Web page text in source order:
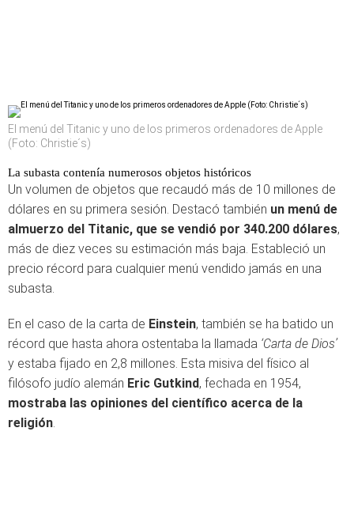
El menú del Titanic y uno de los primeros ordenadores de Apple
(Foto: Christie´s)
La subasta contenía numerosos objetos históricos
Un volumen de objetos que recaudó más de 10 millones de
dólares en su primera sesión. Destacó también un menú de
almuerzo del Titanic, que se vendió por 340.200 dólares,
más de diez veces su estimación más baja. Estableció un
precio récord para cualquier menú vendido jamás en una
subasta.
En el caso de la carta de Einstein, también se ha batido un
récord que hasta ahora ostentaba la llamada ‘Carta de Dios’
y estaba fijado en 2,8 millones. Esta misiva del físico al
filósofo judío alemán Eric Gutkind, fechada en 1954,
mostraba las opiniones del científico acerca de la
religión.